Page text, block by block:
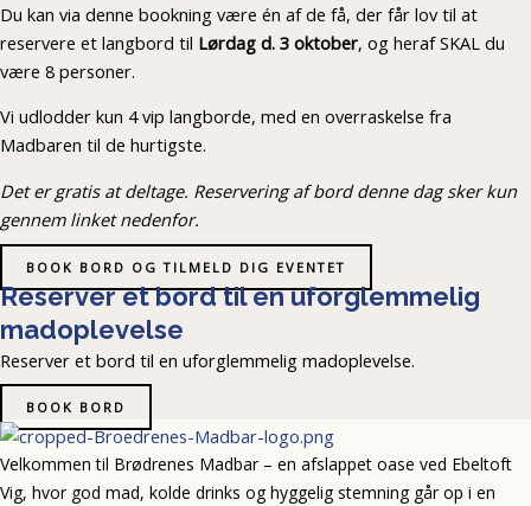
Du kan via denne bookning være én af de få, der får lov til at
reservere et langbord til Lørdag d. 3 oktober, og heraf SKAL du
være 8 personer.
Vi udlodder kun 4 vip langborde, med en overraskelse fra
Madbaren til de hurtigste.
Det er gratis at deltage. Reservering af bord denne dag sker kun
gennem linket nedenfor.
BOOK BORD OG TILMELD DIG EVENTET
Reserver et bord til en uforglemmelig
madoplevelse
Reserver et bord til en uforglemmelig madoplevelse.
BOOK BORD
Velkommen til Brødrenes Madbar – en afslappet oase ved Ebeltoft
Vig, hvor god mad, kolde drinks og hyggelig stemning går op i en